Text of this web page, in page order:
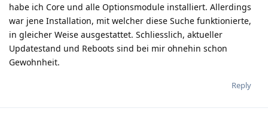
habe ich Core und alle Optionsmodule installiert. Allerdings
war jene Installation, mit welcher diese Suche funktionierte,
in gleicher Weise ausgestattet. Schliesslich, aktueller
Updatestand und Reboots sind bei mir ohnehin schon
Gewohnheit.
Reply